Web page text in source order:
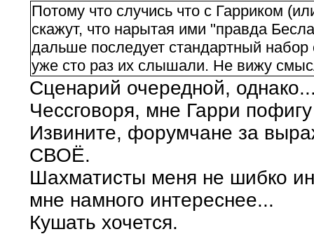
Потому что случись что с Гарриком
скажут, что нарытая ими "правда
дальше последует стандартный
уже сто раз их слышали. Не вижу
Сценарий очередной,
Чессговоря, мне Гарри
Извините, форумчане за
СВОЁ.
Шахматисты меня не шибко
мне намного интереснее...
Кушать хочется.